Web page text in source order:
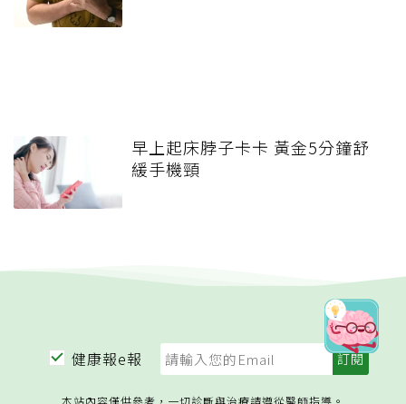
早上起床脖子卡卡 黃金5分鐘舒
緩手機頸
健康報e報